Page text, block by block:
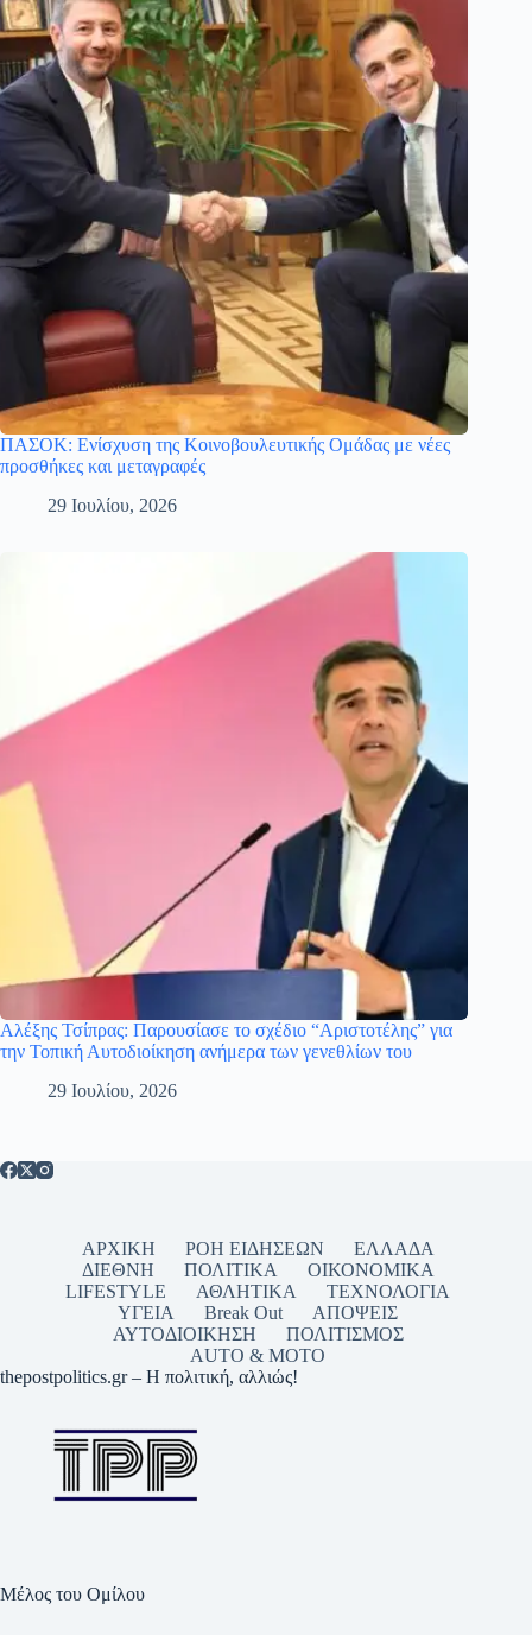
ΠΑΣΟΚ: Ενίσχυση της Κοινοβουλευτικής Ομάδας με νέες
προσθήκες και μεταγραφές
29 Ιουλίου, 2026
Αλέξης Τσίπρας: Παρουσίασε το σχέδιο “Αριστοτέλης” για
την Τοπική Αυτοδιοίκηση ανήμερα των γενεθλίων του
29 Ιουλίου, 2026
ΑΡΧΙΚΗ ΡΟΗ ΕΙΔΗΣΕΩΝ
ΕΛΛΑΔΑ
ΔΙΕΘΝΗ
ΠΟΛΙΤΙΚΑ
ΟΙΚΟΝΟΜΙΚΑ
LIFESTYLE
ΑΘΛΗΤΙΚΑ
ΤΕΧΝΟΛΟΓΙΑ
ΥΓΕΙΑ
Break Out
ΑΠΟΨΕΙΣ
ΑΥΤΟΔΙΟΙΚΗΣΗ
ΠΟΛΙΤΙΣΜΟΣ
AUTO & MOTO
thepostpolitics.gr – Η πολιτική, αλλιώς!
Μέλος του Ομίλου